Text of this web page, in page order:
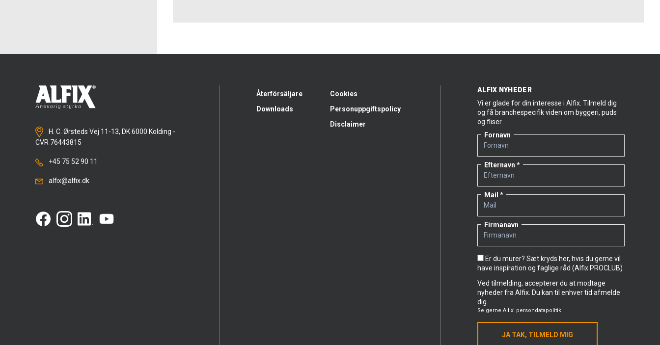
H. C. Ørsteds Vej 11-13, DK 6000 Kolding -
CVR 76443815
+45 75 52 90 11
alfix@alfix.dk
Återförsäljare
Downloads
Cookies
Personuppgiftspolicy
Disclaimer
ALFIX NYHEDER
Vi er glade for din interesse i Alfix. Tilmeld dig
og få branchespecifik viden om byggeri, puds
og fliser.
Fornavn
Efternavn
Mail
Firmanavn
Er du murer? Sæt kryds her, hvis du gerne vil
have inspiration og faglige råd (Alfix PROCLUB)
Ved tilmelding, accepterer du at modtage
nyheder fra Alfix. Du kan til enhver tid afmelde
dig.
Se gerne Alfix' persondatapolitik.
JA TAK, TILMELD MIG